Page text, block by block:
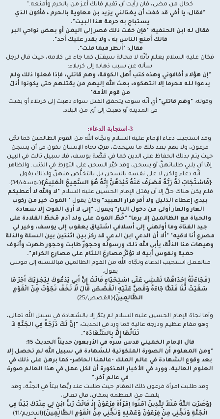
كحال من مضى، فان رأيت أن تقيم فانك أعز من بالحرم وأمنعه."
"فقال: يا أخي قد خفت أن يغتالني يزيد بن معاوية بالحرم ، فأكون الذي
يستباح به حرمة هذا البيت".
فقال له ابن الحنفية: "فإن خفت ذلك فصر إلى اليمن أو بعض نواحي البر
فانك أمنع الناس به ، ولا يقدر عليك أحد".
فقال: "أنظر فيما قلت".
فكان عليه السلام يعلم بأنّه لا محالة سيقتل كما جاء في كلامه، حيث قال لرجل
سأله عن سبب ذهابه إلى كربلاء:
"إن هؤلاء أخافوني وهذه كتب أهل الكوفة، وهم قاتلي، فإذا فعلوا ذلك ولم
يدعوا لله محرما إلا انتهكوه، بعث الله إليهم من يقتلهم حتى يكونوا أذلّ
من قوم الأمة"
وقوله: "وهم قاتلي" أي أنّه سوف يتحقق القتل سواء ذهبت إلى كربلاء أو بقيت
في المدينة أو ذهبت إلى أي من البلاد.
3-استجابة الدعاء:
وقد استجيب دعاء الإمام عليه السلام ونجّاه الله من القوم الظالمين كما نجّى
فرعون، ولا يهم بعد ذلك ما سيحدث، فربّ نجاة الإنسان تكون في أن يسجن
حيث يتم بذلك الحفاظ على الدين كما في قصَّة يوسف، فلا سبيل ثالث في البين
إمّا أن يلبي طلباتهنَّ أو يسجن، وقد خيَّر السجن على التورط في الذنب. والظاهر
أنّه دعاء ولكن لا على نفسه بالسجن بل بالتخلُّص منهنَّ ولذلك يقول
{فَاسْتَجَابَ لَهُ رَبُّهُ فَصَرَفَ عَنْهُ كَيْدَهُنَّ إِنَّهُ هُوَ السَّمِيعُ الْعَلِيمُ}(يوسف/34).
فلم يكن هناك حلٌّ إلا أن يقتل الإمام الحسين عليه السلام "لا والله لا أعطيكم
بيدي إعطاء الذليل ولا أفر فرار العبيد" وكان يقول " الموت خير من ركوب
العار والعار أولى من دخول النار" ويقول: "إنى لا أرى الموت إلا سعادة
والحياة مع الظالمين إلا برما" "خُطّ الموت على ولد آدم مَخطّ القلادة على
جيد الفتاة وما أولهني إلى أسلافي اشتياق يعقوب إلى يوسف، وخير لي
مصرع أنا لاقيه" "ألا أن الدعي ابن الدعي قد ركز بين اثنتين بين السلة والذلة
وهيهات منا الذلّة، يأبى الله ذلك ورسولُه وحجورٌ طابت وحجور طهرت وأنوف
حمية ونفوس أبية لا تؤثرُ مصارعَ اللئام على مصارع الكرام".
فبالفعل استجيب الدعاء ونجّاه الله من القوم الظالمين فبالنسبة إلى موسى
يقول:
{فَجَاءَتْهُ إِحْدَاهُمَا تَمْشِي عَلَى اسْتِحْيَاءٍ قَالَتْ إِنَّ أَبِي يَدْعُوكَ لِيَجْزِيَكَ أَجْرَ مَا
سَقَيْتَ لَنَا فَلَمَّا جَاءَهُ وَقَصَّ عَلَيْهِ الْقَصَصَ قَالَ لاَ تَخَفْ نَجَوْتَ مِنَ الْقَوْمِ
الظَّالِمِينَ}(القصص/25)
وأما نجاة الإمام الحسين عليه السلام لم يتمّ إلا بالشهادة في سبيل الله تعالى،
وهو مقام عظيم ودرجة عالية كما ورد في الحديث: "إنَّ لَكَ دَرَجَةً فِي الجَنَّةِ لاَ
تَنَالُهَا إِلاَّ بِالشَّهَادَة".
قال الإمام الخميني قدس سره في الأربعون حديثاً الحديث 15:
"ومن المعلوم أن الصورة الملكوتية للشهادة في سبيل الله لم تحصل إلا
بعد وقوع الشهادة في عالم الملك -عالمنا الحاضر- كما برهن على ذلك في
العلوم العالية. وورد في الأخبار المذكورة أن لكل عمل في هذا العالم صورة
في عالم آخر."
وقد طلبت امرأة فرعون ذلك المقام حيث طلبت عند ربِّها بيتاً في الجنَّة، وقد
بلغت من العظمة بمكان، قال تعالى:
{وَضَرَبَ اللَّهُ مَثَلاً لِلَّذِينَ آمَنُوا اِمْرَأَةَ فِرْعَوْنَ إِذْ قَالَتْ رَبِّ ابْنِ لِي عِنْدَكَ بَيْتًا فِي
الْجَنَّةِ وَنَجِّنِي مِنْ فِرْعَوْنَ وَعَمَلِهِ وَنَجِّنِي مِنْ الْقَوْمِ الظَّالِمِينَ}(التحريم/11)